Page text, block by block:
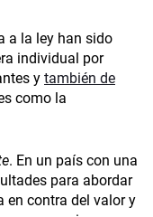
a la ley han sido
individual por
y también de
como la
. En un país con una
para abordar
en contra del valor y